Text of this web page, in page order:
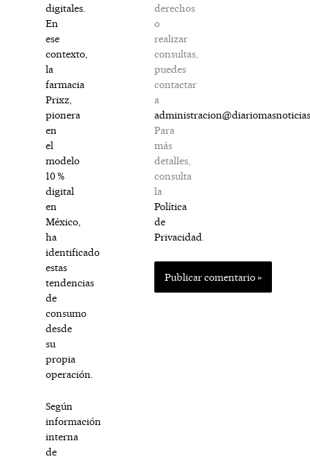
digitales.
En
ese
contexto,
la
farmacia
Prixz,
pionera
en
el
modelo
10 %
digital
en
México,
ha
identificado
estas
tendencias
de
consumo
desde
su
propia
operación.
Según
información
interna
de
derechos
o
realizar
consultas,
puedes
contactar
a
Para
más
detalles,
consulta
la
Política
de
Privacidad